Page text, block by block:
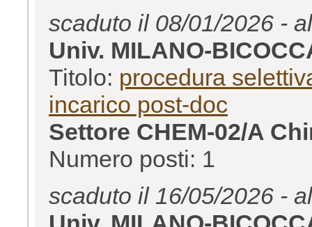
scaduto il 08/01/2026 -
Univ. MILANO-
Titolo: procedura
incarico post-doc
Settore CHEM-02/A
Numero posti: 1
scaduto il 16/05/2026 -